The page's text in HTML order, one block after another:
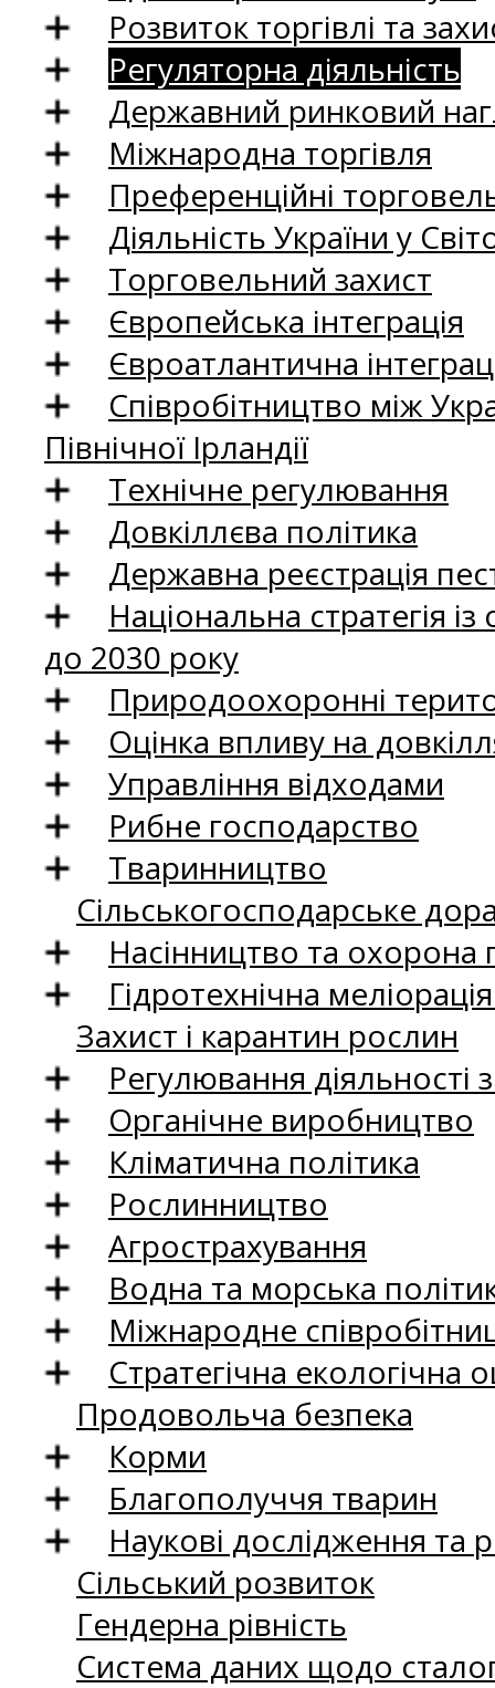
Розвиток торгівлі та
Регуляторна діяльність
Державний ринковий
Міжнародна торгівля
Преференційні
Діяльність України у
Торговельний захист
Європейська інтеграція
Євроатлантична
Співробітництво між
Північної Ірландії
Технічне регулювання
Довкіллєва політика
Державна реєстрація
Національна стратегія
до 2030 року
Природоохоронні
Оцінка впливу на
Управління відходами
Рибне господарство
Тваринництво
Сільськогосподарське
Насінництво та
Гідротехнічна
Захист і карантин рослин
Регулювання
Органічне виробництво
Кліматична політика
Рослинництво
Агрострахування
Водна та морська
Міжнародне
Стратегічна екологічна
Продовольча безпека
Корми
Благополуччя тварин
Наукові дослідження та
Сільський розвиток
Гендерна рівність
Система даних щодо